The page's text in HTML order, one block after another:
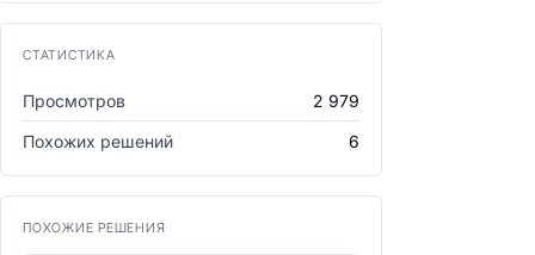
СТАТИСТИКА
Просмотров
2 979
Похожих решений
6
ПОХОЖИЕ РЕШЕНИЯ